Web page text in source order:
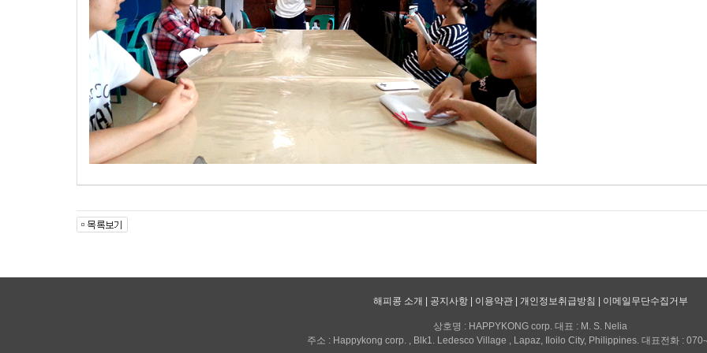
해피콩 소개 공지사항| 이용약관| 개인정보취급방침 이메일무단수집거부
상호명 : HAPPYKONG corp. 대표 : M. S. Nelia
주소 : Happykong corp. , Blk1. Ledesco Village , Lapaz, Iloilo City, Philippines. 대표전화 :